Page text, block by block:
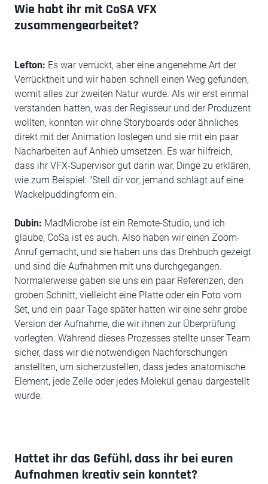
Wie habt ihr mit CoSA VFX
zusammengearbeitet?
Lefton: Es war verrückt, aber eine angenehme Art der
Verrücktheit und wir haben schnell einen Weg gefunden,
womit alles zur zweiten Natur wurde. Als wir erst einmal
verstanden hatten, was der Regisseur und der Produzent
wollten, konnten wir ohne Storyboards oder ähnliches
direkt mit der Animation loslegen und sie mit ein paar
Nacharbeiten auf Anhieb umsetzen. Es war hilfreich,
dass ihr VFX-Supervisor gut darin war, Dinge zu erklären,
wie zum Beispiel: "Stell dir vor, jemand schlägt auf eine
Wackelpuddingform ein.
Dubin: MadMicrobe ist ein Remote-Studio, und ich
glaube, CoSa ist es auch. Also haben wir einen Zoom-
Anruf gemacht, und sie haben uns das Drehbuch gezeigt
und sind die Aufnahmen mit uns durchgegangen.
Normalerweise gaben sie uns ein paar Referenzen, den
groben Schnitt, vielleicht eine Platte oder ein Foto vom
Set, und ein paar Tage später hatten wir eine sehr grobe
Version der Aufnahme, die wir ihnen zur Überprüfung
vorlegten. Während dieses Prozesses stellte unser Team
sicher, dass wir die notwendigen Nachforschungen
anstellten, um sicherzustellen, dass jedes anatomische
Element, jede Zelle oder jedes Molekül genau dargestellt
wurde.
Hattet ihr das Gefühl, dass ihr bei euren
Aufnahmen kreativ sein konntet?